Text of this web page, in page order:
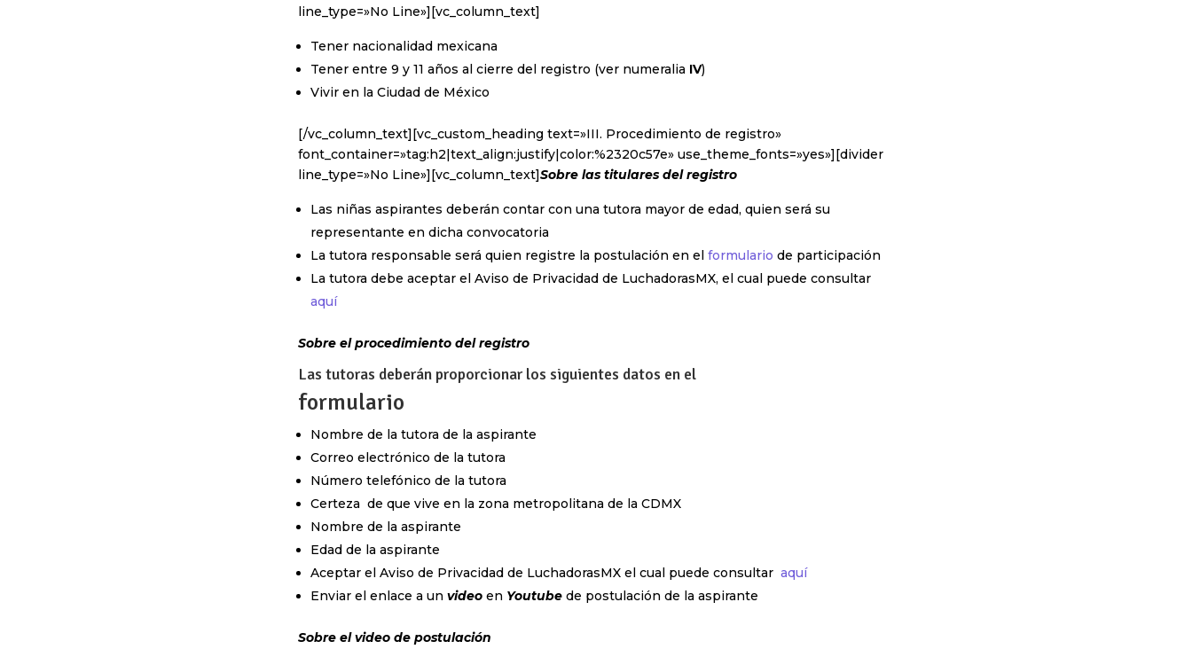
line_type=»No Line»][vc_column_text]
Tener nacionalidad mexicana
Tener entre 9 y 11 años al cierre del registro (ver numeralia IV)
Vivir en la Ciudad de México
[/vc_column_text][vc_custom_heading text=»III. Procedimiento de registro»
font_container=»tag:h2|text_align:justify|color:%2320c57e» use_theme_fonts=»yes»][divider
line_type=»No Line»][vc_column_text]Sobre las titulares del registro
Las niñas aspirantes deberán contar con una tutora mayor de edad, quien será su
representante en dicha convocatoria
La tutora responsable será quien registre la postulación en el formulario de participación
La tutora debe aceptar el Aviso de Privacidad de LuchadorasMX, el cual puede consultar
aquí
Sobre el procedimiento del registro
Las tutoras deberán proporcionar los siguientes datos en el
formulario
Nombre de la tutora de la aspirante
Correo electrónico de la tutora
Número telefónico de la tutora
Certeza de que vive en la zona metropolitana de la CDMX
Nombre de la aspirante
Edad de la aspirante
Aceptar el Aviso de Privacidad de LuchadorasMX el cual puede consultar aquí
Enviar el enlace a un video en Youtube de postulación de la aspirante
Sobre el video de postulación